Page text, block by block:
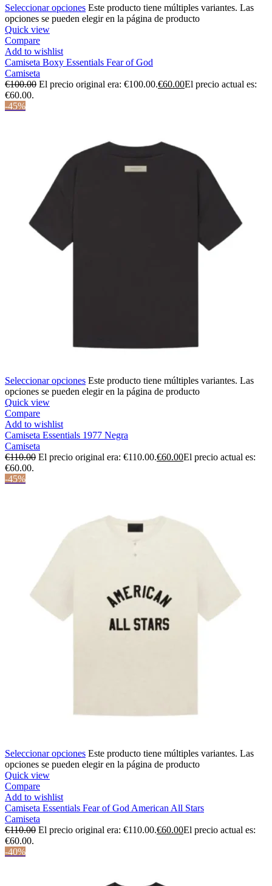
Seleccionar opciones Este producto tiene múltiples variantes. Las
opciones se pueden elegir en la página de producto
Quick view
Compare
Add to wishlist
Camiseta Boxy Essentials Fear of God
Camiseta
€100.00 El precio original era: €100.00.€60.00El precio actual es:
€60.00.
-45%
Seleccionar opciones Este producto tiene múltiples variantes. Las
opciones se pueden elegir en la página de producto
Quick view
Compare
Add to wishlist
Camiseta Essentials 1977 Negra
Camiseta
€110.00 El precio original era: €110.00.€60.00El precio actual es:
€60.00.
-45%
Seleccionar opciones Este producto tiene múltiples variantes. Las
opciones se pueden elegir en la página de producto
Quick view
Compare
Add to wishlist
Camiseta Essentials Fear of God American All Stars
Camiseta
€110.00 El precio original era: €110.00.€60.00El precio actual es:
€60.00.
-40%